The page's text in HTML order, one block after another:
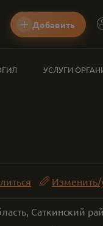
Добавить
УСЛУГИ
Изменить/
Саткинский